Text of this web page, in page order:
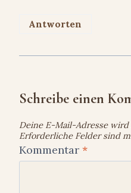
Antworten
Schreibe einen
Deine E-Mail-Adresse
Erforderliche Felder sind
Kommentar *